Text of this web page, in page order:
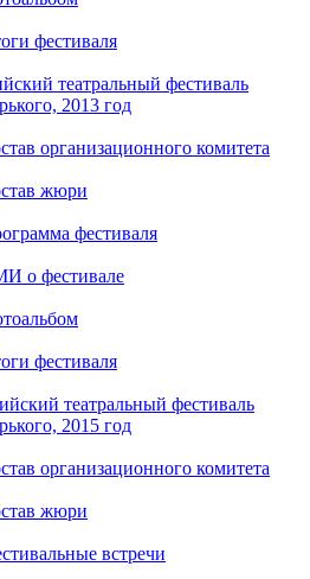
фестиваля
театральный фестиваль
2013 год
организационного комитета
жюри
фестиваля
о фестивале
фестиваля
театральный фестиваль
2015 год
организационного комитета
жюри
встречи